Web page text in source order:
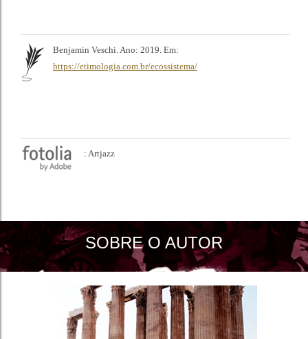
Benjamin Veschi. Ano: 2019. Em:
https://etimologia.com.br/ecossistema/
: Artjazz
SOBRE O AUTOR